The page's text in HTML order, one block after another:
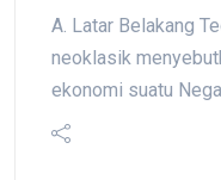
A. Latar Belakang
neoklasik
ekonomi suatu